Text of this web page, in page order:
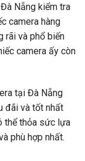
Nẵng kiểm tra
camera hàng
rãi và phổ biến
camera ấy còn
tại Đà Nẵng
đãi và tốt nhất
thể thỏa sức lựa
phù hợp nhất.